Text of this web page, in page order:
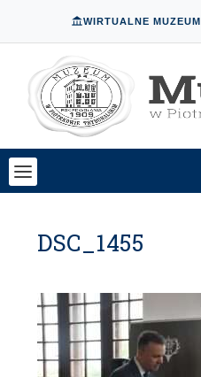
WIRTUALNE MUZEUM
DSC_1455